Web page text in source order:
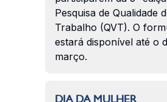
Pesquisa de Qualidade
Trabalho (QVT). O
estará disponível até o
março.
DIA DA MULHER